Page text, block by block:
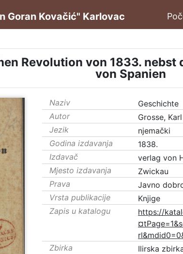
Goran Kovačić" Karlovac
Revolution von 1833.
von Spanien
Naziv
Geschichte
Autor
Grosse, Karl
Jezik
njemački
Godina izdavanja
1838.
Izdavač
verlag von
Mjesto izdavanja
Zwickau
Prava
Javno
Vrsta publikacije
Knjige
Zapis u katalogu
https://
Zbirka
Ilirska